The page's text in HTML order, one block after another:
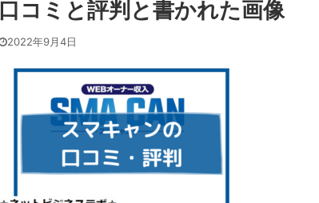
口コミと評判と書かれた画像
2022年9月4日